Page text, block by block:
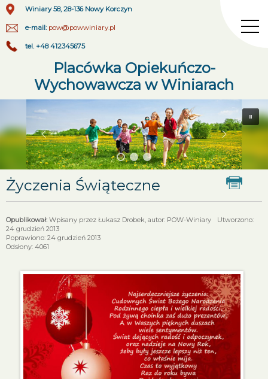
Winiary 58, 28-136 Nowy Korczyn
e-mail: pow@powwiniary.pl
tel. +48 412345675
Placówka Opiekuńczo-
Wychowawcza w Winiarach
Życzenia Świąteczne
Wpisany przez Łukasz Drobek, autor: POW-Winiary
Utworzono:
24 grudzień 2013
Poprawiono: 24 grudzień 2013
Odsłony: 4061